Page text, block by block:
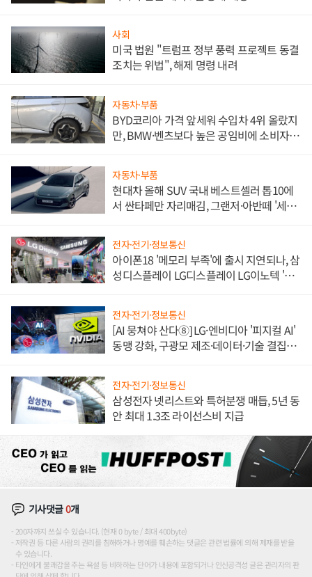
사회
미국 법원 "트럼프 정부 풍력 프로젝트 동결
조치는 위법", 해제 명령 내려
자동차·부품
BYD코리아 가격 앞세워 수입차 4위 올랐지
만, BMW·벤츠보다 높은 공임비에 소비자
자동차·부품
현대차 올해 SUV 국내 베스트셀러 톱10에
서 싼타페만 자리매김, 그랜저·아반떼 '세단
전자·전기·정보통신
아이폰18 '메모리 부족'에 출시 지연되나, 삼
성디스플레이 LG디스플레이 LG이노텍 '탈
전자·전기·정보통신
[AI 뭉쳐야 산다⑧] LG·엔비디아 '피지컬 AI'
동맹 강화, 구광모 제조·데이터·기술 결집
전자·전기·정보통신
삼성전자 넷리스트와 특허분쟁 매듭, 5년 동
안 최대 1.3조 라이선스비 지급
기사댓글0개
200자까지 쓰실 수 있습니다. (현재 0 byte / 최대 400byte)
저작권 등 다른 사람의 권리를 침해하거나 명예를 훼손하는 댓글은 관련 법률에 의해 제재를 받을
수 있습니다.
타인에게 불쾌감을 주는 욕설 등 비하하는 단어가 내용에 포함되거나 인신공격성 글은 관리자의 판